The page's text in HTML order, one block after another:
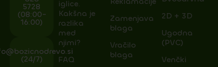
5728
(08:00-
16:00)
(24/7)
iglice.
Kakšna je
razlika
med
njimi?
FAQ
Zamenjava
blaga
Vračilo
blaga
2D + 3D
Ugodna
(PVC)
Venčki